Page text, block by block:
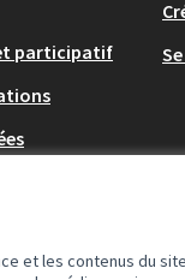
et les contenus du
participatif